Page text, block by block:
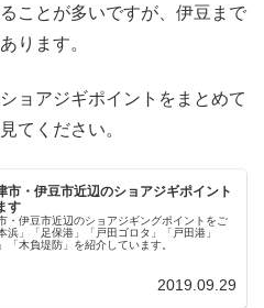
ことが多いですが、伊豆まで
ります。
ョアジギポイントをまとめて
てください。
市・伊豆市近辺のショアジギポイント
す
・伊豆市近辺のショアジギングポイントをご
浜」「足保港」「戸田ゴロタ」「戸田港」
「木負堤防」を紹介しています。
2019.09.29